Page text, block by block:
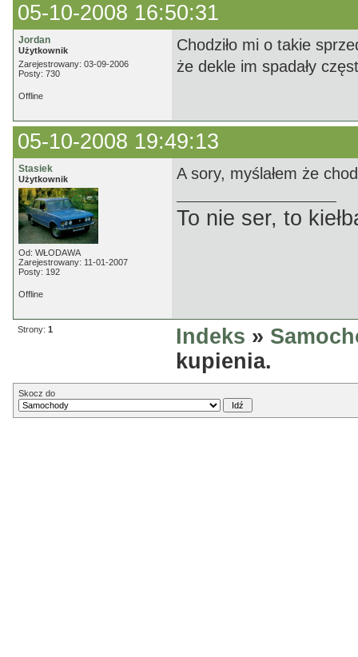
05-10-2008 16:50:31
Jordan
Użytkownik
Zarejestrowany: 03-09-2006
Posty: 730
Chodziło mi o takie
że dekle im spadały
Offline
05-10-2008 19:49:13
Stasiek
Użytkownik
Od: WŁODAWA
Zarejestrowany: 11-01-2007
Posty: 192
A sory, myślałem że
To nie ser, to
Offline
Strony: 1 Indeks »
kupienia.
Skocz do